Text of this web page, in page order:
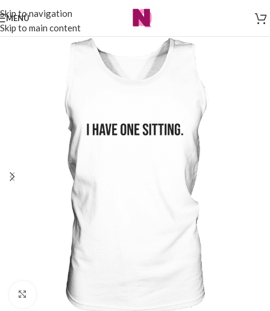
Skip to navigation
Skip to main content
MENÜ
Klick zum Vergrößern